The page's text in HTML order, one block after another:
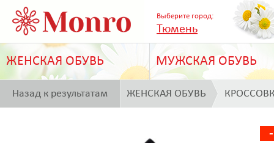
Выберите город:
Тюмень
ЖЕНСКАЯ ОБУВЬ МУЖСКАЯ ОБУВЬ
Назад к результатам ЖЕНСКАЯ ОБУВЬ